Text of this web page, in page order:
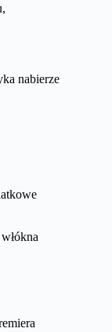
nabierze